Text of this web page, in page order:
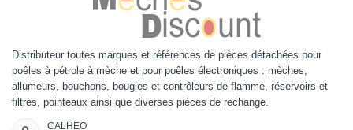
Distributeur toutes marques et références de pièces détachées pour
poêles à pétrole à mèche et pour poêles électroniques : mèches,
allumeurs, bouchons, bougies et contrôleurs de flamme, réservoirs et
filtres, pointeaux ainsi que diverses pièces de rechange.
CALHEO